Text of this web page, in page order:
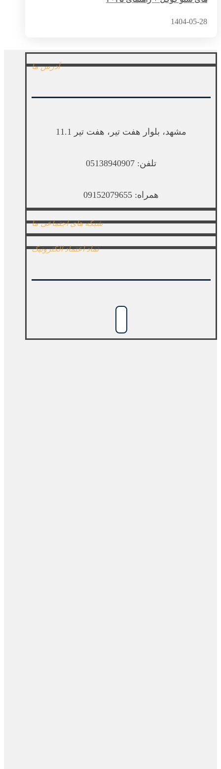
1404-05-28
آدرس ما
مشهد، بلوار هفت تیر، هفت تیر 11.1
تلفن: 05138940907
همراه: 09152079655
شبکه های اجتماعی ما
نماد اعتماد الکترونیک